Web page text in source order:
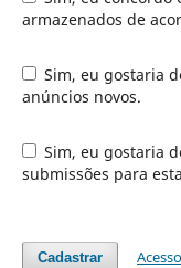
armazenados de
Sim, eu gostaria de ser notificado(a) de publicações e
anúncios novos.
Sim, eu gostaria de receber solicitações para avaliar
submissões para
Cadastrar Acesso